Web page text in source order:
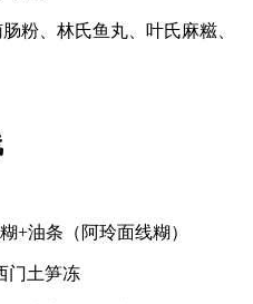
粉、林氏鱼丸、叶氏麻糍、
+油条（阿玲面线糊）
门土笋冻